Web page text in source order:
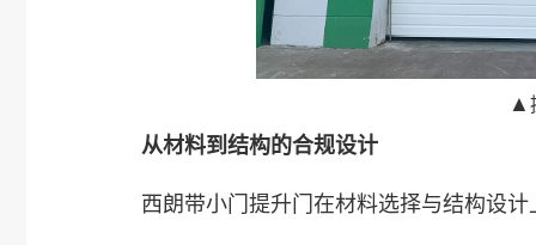
▲
从材料到结构的合规设计
西朗带小门提升门在材料选择与结构设计